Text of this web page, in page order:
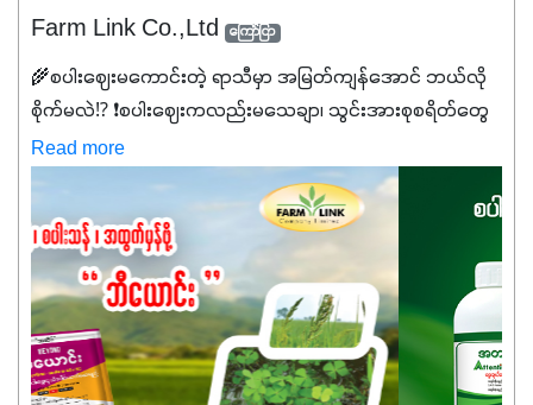
Farm Link Co.,Ltd ကြော်ငြာ
🌾စပါးဈေးမကောင်းတဲ့ ရာသီမှာ အမြတ်ကျန်အောင် ဘယ်လို
စိုက်မလဲ⁉️ ❗စပါးဈေးကလည်းမသေချာ၊ သွင်းအားစုစရိတ်တွေ
ကလည်း တက်နေတဲ့ဒီလိုအချိန်မှာ သွင်းအားစုဖိုးကို လျှော့ချပြီး
အထွက်နှုန်းကို ထိန်းထားနိုင်မှ ဦးကြီးတို့ အဆင်ပြေမှာနော် ✔️ဒါ
ကြောင့် ကိုယ်သုံးသမျှ ကိုယ့်အတွက်အကျိုးရစေမယ့်
အရည်အသွေးစိတ်ချရတဲ့ သွင်းအားစုပစ္စည်းတွေကိုပဲ ရွေးချယ်
သုံးသင့်ပါတယ်။
Read more